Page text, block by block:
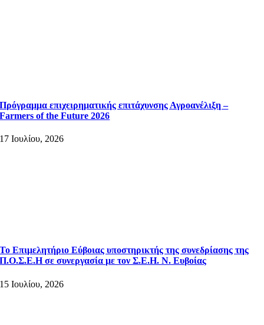
Πρόγραμμα επιχειρηματικής επιτάχυνσης Αγροανέλιξη –
Farmers of the Future 2026
17 Ιουλίου, 2026
Το Επιμελητήριο Εύβοιας υποστηρικτής της συνεδρίασης της
Π.Ο.Σ.Ε.Η σε συνεργασία με τον Σ.Ε.Η. Ν. Ευβοίας
15 Ιουλίου, 2026